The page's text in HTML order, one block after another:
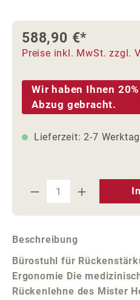
588,90 €*
Preise inkl. MwSt. zzgl.
Wir haben Ihnen
Abzug gebracht.
Lieferzeit: 2-7
Produkt Anzahl:
Beschreibung
Bürostuhl für
Ergonomie Die
Rückenlehne des Mister